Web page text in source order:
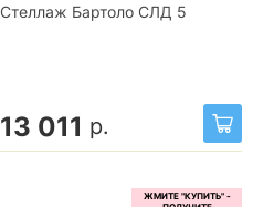
Стеллаж Бартоло СЛД 5
13 011 р.